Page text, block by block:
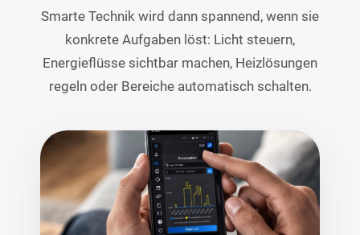
Smarte Technik wird dann spannend, wenn sie
konkrete Aufgaben löst: Licht steuern,
Energieflüsse sichtbar machen, Heizlösungen
regeln oder Bereiche automatisch schalten.